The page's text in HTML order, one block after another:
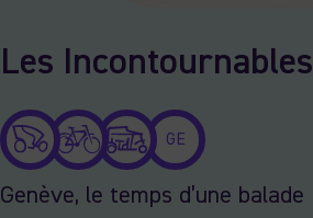
Les Incontournables
GE
Genève, le temps d’une balade